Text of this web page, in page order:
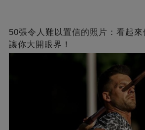
50張令人難以置信的照片：看起來
讓你大開眼界！